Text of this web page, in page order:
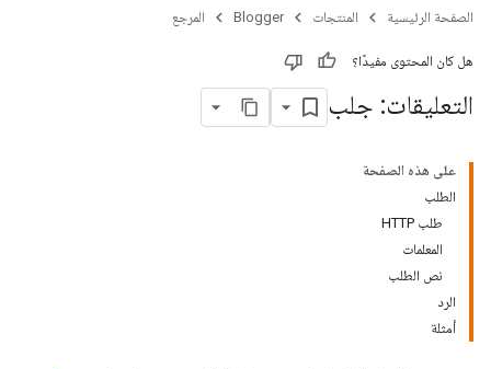
الصفحة الرئيسية المنتجات Blogger المرجع
هل كان المحتوى مفيدًا؟
التعليقات: جلب
على هذه الصفحة
الطلب
طلب HTTP
المعلمات
نص الطلب
الرد
أمثلة